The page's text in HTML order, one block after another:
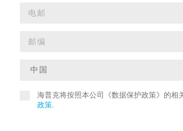
海普克将按照本公司《数据保护政策》的相
政策.